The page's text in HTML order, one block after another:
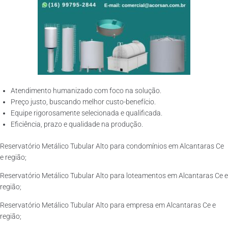
Atendimento humanizado com foco na solução.
Preço justo, buscando melhor custo-benefício.
Equipe rigorosamente selecionada e qualificada.
Eficiência, prazo e qualidade na produção.
Reservatório Metálico Tubular Alto para condomínios em Alcantaras Ce
e região;
Reservatório Metálico Tubular Alto para loteamentos em Alcantaras Ce e
região;
Reservatório Metálico Tubular Alto para empresa em Alcantaras Ce e
região;